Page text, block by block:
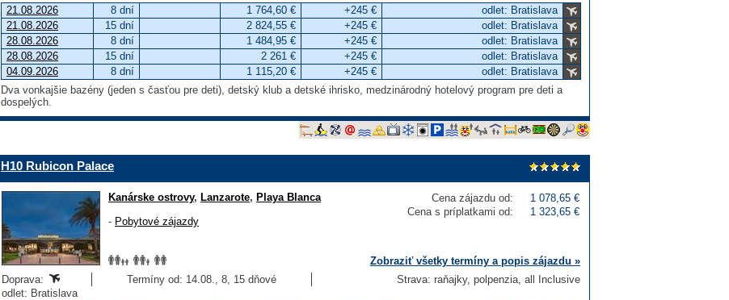
21.08.2026
8 dní 1 764,60 € +245 €
odlet: Bratislava
21.08.2026
15 dní 2 824,55 € +245 €
odlet: Bratislava
28.08.2026
8 dní 1 484,95 € +245 €
odlet: Bratislava
28.08.2026
15 dní 2 261 € +245 €
odlet: Bratislava
04.09.2026
8 dní 1 115,20 € +245 €
odlet: Bratislava
Dva vonkajšie bazény (jeden s časťou pre deti), detský klub a detské ihrisko, medzinárodný hotelový program pre deti a
dospelých.
H10 Rubicon Palace
Cena zájazdu od:
1 078,65 €
Cena s príplatkami od:
1 323,65 €
Kanárske ostrovy, Lanzarote, Playa Blanca
- Pobytové zájazdy
Zobraziť všetky termíny a popis zájazdu »
Doprava:
Termíny od: 14.08., 8, 15 dňové
Strava: raňajky, polpenzia, all Inclusive
odlet: Bratislava